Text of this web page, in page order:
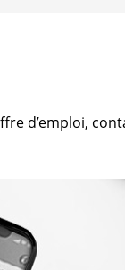
d’emploi,